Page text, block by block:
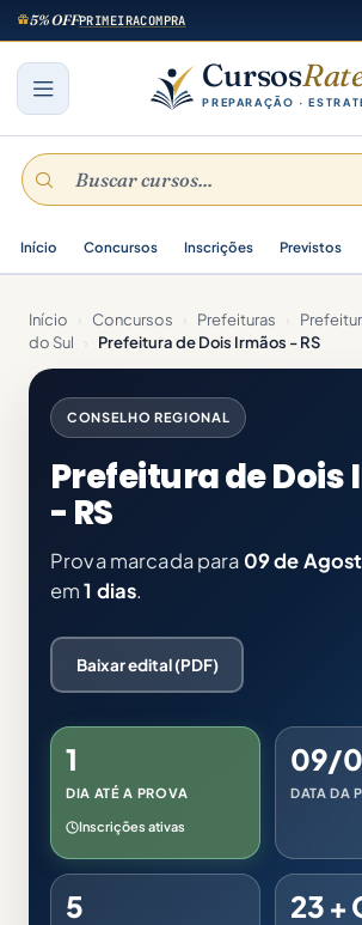
5% OFFPRIMEIRACOMPRA
Cursos
PREPARAÇÃO ·
Início Concursos Inscrições Previstos
Início › Concursos › Prefeituras ›
do Sul
› Prefeitura de Dois Irmãos - RS
CONSELHO REGIONAL
Prefeitura de Dois
- RS
Prova marcada para 09 de
em1 dias.
Baixar edital (PDF)
1
DIA ATÉ A PROVA
Inscrições ativas
09/
DATA DA
5 23 +